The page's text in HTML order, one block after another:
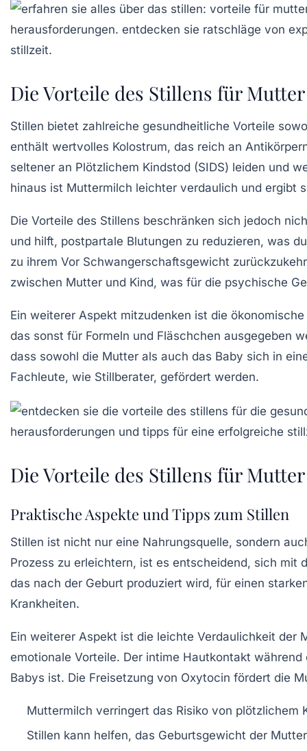
Die Vorteile des Stillens für
Stillen bietet zahlreiche gesundheitliche Vorteile
enthält wertvolles Kolostrum, das reich an
seltener an Plötzlichem Kindstod (SIDS) leiden und
hinaus ist Muttermilch leichter verdaulich und ergibt
Die Vorteile des Stillens beschränken sich jedoch
und hilft, postpartale Blutungen zu reduzieren, was
zu ihrem Vor Schwangerschaftsgewicht
zwischen Mutter und Kind, was für die psychische
Ein weiterer Aspekt mitzudenken ist die ökonomische
das sonst für Formeln und Fläschchen ausgegeben
dass sowohl die Mutter als auch das Baby sich in
Fachleute, wie Stillberater, gefördert werden.
Die Vorteile des Stillens für
Praktische Aspekte und Tipps zum Stillen
Stillen ist nicht nur eine Nahrungsquelle, sondern
Prozess zu erleichtern, ist es entscheidend, sich
das nach der Geburt produziert wird, für einen
Krankheiten.
Ein weiterer Aspekt ist die leichte Verdaulichkeit der
emotionale Vorteile. Der intime Hautkontakt
Babys ist. Die Freisetzung von Oxytocin fördert die
Muttermilch verringert das Risiko von plötzlichem
Stillen kann helfen, das Geburtsgewicht der